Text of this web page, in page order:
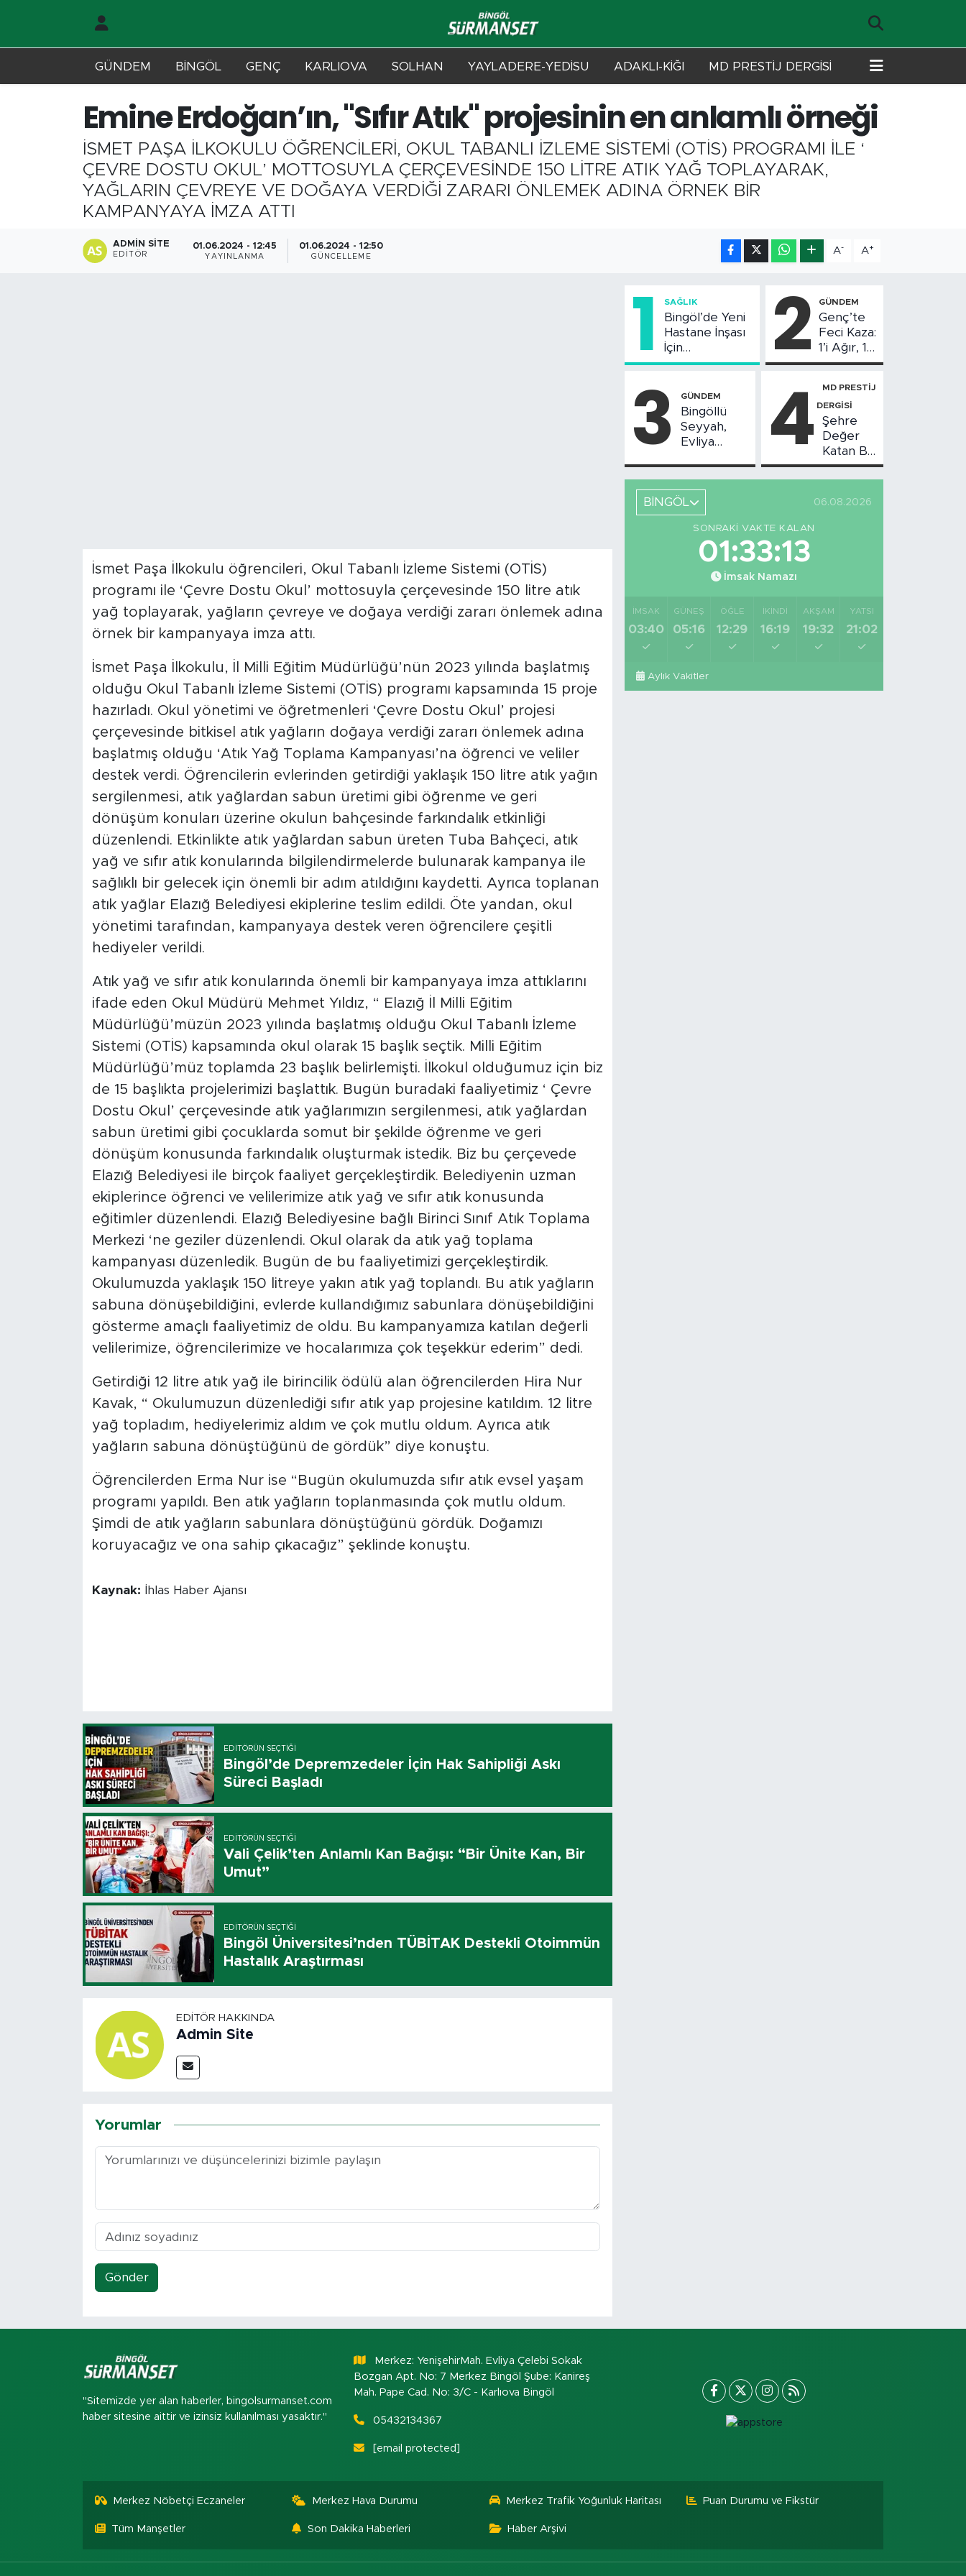
GÜNDEM BİNGÖL GENÇ KARLIOVA SOLHAN YAYLADERE-YEDİSU ADAKLI-KİĞI MD PRESTİJ DERGİSİ
Emine Erdoğan’ın, "Sıfır Atık" projesinin en anlamlı örneği
İSMET PAŞA İLKOKULU ÖĞRENCİLERİ, OKUL TABANLI İZLEME SİSTEMİ (OTİS) PROGRAMI İLE ‘
ÇEVRE DOSTU OKUL’ MOTTOSUYLA ÇERÇEVESİNDE 150 LİTRE ATIK YAĞ TOPLAYARAK,
YAĞLARIN ÇEVREYE VE DOĞAYA VERDİĞİ ZARARI ÖNLEMEK ADINA ÖRNEK BİR
KAMPANYAYA İMZA ATTI
ADMIN SITE
EDITÖR
01.06.2024 - 12:45
YAYINLANMA
01.06.2024 - 12:50
GÜNCELLEME
A- A+
İsmet Paşa İlkokulu öğrencileri, Okul Tabanlı İzleme Sistemi (OTİS)
programı ile ‘Çevre Dostu Okul’ mottosuyla çerçevesinde 150 litre atık
yağ toplayarak, yağların çevreye ve doğaya verdiği zararı önlemek adına
örnek bir kampanyaya imza attı.
İsmet Paşa İlkokulu, İl Milli Eğitim Müdürlüğü’nün 2023 yılında başlatmış
olduğu Okul Tabanlı İzleme Sistemi (OTİS) programı kapsamında 15 proje
hazırladı. Okul yönetimi ve öğretmenleri ‘Çevre Dostu Okul’ projesi
çerçevesinde bitkisel atık yağların doğaya verdiği zararı önlemek adına
başlatmış olduğu ‘Atık Yağ Toplama Kampanyası’na öğrenci ve veliler
destek verdi. Öğrencilerin evlerinden getirdiği yaklaşık 150 litre atık yağın
sergilenmesi, atık yağlardan sabun üretimi gibi öğrenme ve geri
dönüşüm konuları üzerine okulun bahçesinde farkındalık etkinliği
düzenlendi. Etkinlikte atık yağlardan sabun üreten Tuba Bahçeci, atık
yağ ve sıfır atık konularında bilgilendirmelerde bulunarak kampanya ile
sağlıklı bir gelecek için önemli bir adım atıldığını kaydetti. Ayrıca toplanan
atık yağlar Elazığ Belediyesi ekiplerine teslim edildi. Öte yandan, okul
yönetimi tarafından, kampanyaya destek veren öğrencilere çeşitli
hediyeler verildi.
Atık yağ ve sıfır atık konularında önemli bir kampanyaya imza attıklarını
ifade eden Okul Müdürü Mehmet Yıldız, “ Elazığ İl Milli Eğitim
Müdürlüğü’müzün 2023 yılında başlatmış olduğu Okul Tabanlı İzleme
Sistemi (OTİS) kapsamında okul olarak 15 başlık seçtik. Milli Eğitim
Müdürlüğü’müz toplamda 23 başlık belirlemişti. İlkokul olduğumuz için biz
de 15 başlıkta projelerimizi başlattık. Bugün buradaki faaliyetimiz ‘ Çevre
Dostu Okul’ çerçevesinde atık yağlarımızın sergilenmesi, atık yağlardan
sabun üretimi gibi çocuklarda somut bir şekilde öğrenme ve geri
dönüşüm konusunda farkındalık oluşturmak istedik. Biz bu çerçevede
Elazığ Belediyesi ile birçok faaliyet gerçekleştirdik. Belediyenin uzman
ekiplerince öğrenci ve velilerimize atık yağ ve sıfır atık konusunda
eğitimler düzenlendi. Elazığ Belediyesine bağlı Birinci Sınıf Atık Toplama
Merkezi ‘ne geziler düzenlendi. Okul olarak da atık yağ toplama
kampanyası düzenledik. Bugün de bu faaliyetimizi gerçekleştirdik.
Okulumuzda yaklaşık 150 litreye yakın atık yağ toplandı. Bu atık yağların
sabuna dönüşebildiğini, evlerde kullandığımız sabunlara dönüşebildiğini
gösterme amaçlı faaliyetimiz de oldu. Bu kampanyamıza katılan değerli
velilerimize, öğrencilerimize ve hocalarımıza çok teşekkür ederim” dedi.
Getirdiği 12 litre atık yağ ile birincilik ödülü alan öğrencilerden Hira Nur
Kavak, “ Okulumuzun düzenlediği sıfır atık yap projesine katıldım. 12 litre
yağ topladım, hediyelerimiz aldım ve çok mutlu oldum. Ayrıca atık
yağların sabuna dönüştüğünü de gördük” diye konuştu.
Öğrencilerden Erma Nur ise “Bugün okulumuzda sıfır atık evsel yaşam
programı yapıldı. Ben atık yağların toplanmasında çok mutlu oldum.
Şimdi de atık yağların sabunlara dönüştüğünü gördük. Doğamızı
koruyacağız ve ona sahip çıkacağız” şeklinde konuştu.
Kaynak: İhlas Haber Ajansı
EDITÖRÜN SEÇTIĞI
Bingöl’de Depremzedeler İçin Hak Sahipliği Askı
Süreci Başladı
EDITÖRÜN SEÇTIĞI
Vali Çelik’ten Anlamlı Kan Bağışı: “Bir Ünite Kan, Bir
Umut”
EDITÖRÜN SEÇTIĞI
Bingöl Üniversitesi’nden TÜBİTAK Destekli Otoimmün
Hastalık Araştırması
EDITÖR HAKKINDA
Admin Site
Yorumlar
Gönder
1 SAĞLIK
Bingöl’de Yeni
Hastane İnşası
İçin
Değerlendirme
Yapıldı
2 GÜNDEM
Genç’te
Feci Kaza:
1’i Ağır, 10
Yaralı
3 GÜNDEM
Bingöllü
Seyyah,
Evliya
Bingöl'deki
O Yeri
Görüntüledi
4 MD PRESTİJ
DERGİSİ
Şehre
Değer
Katan Bir
Birikim:
Burhan
Arıkız
BİNGÖL 06.08.2026
SONRAKI VAKTE KALAN
01:33:12
İmsak Namazı
İMSAK
03:40
GÜNEŞ
05:16
ÖĞLE
12:29
İKINDI
16:19
AKŞAM
19:32
YATSI
21:02
Aylık Vakitler
"Sitemizde yer alan haberler, bingolsurmanset.com
haber sitesine aittir ve izinsiz kullanılması yasaktır."
Merkez: YenişehirMah. Evliya Çelebi Sokak
Bozgan Apt. No: 7 Merkez Bingöl Şube: Kanireş
Mah. Pape Cad. No: 3/C - Karlıova Bingöl
05432134367
[email protected]
Merkez Nöbetçi Eczaneler Merkez Hava Durumu Merkez Trafik Yoğunluk Haritası Puan Durumu ve Fikstür
Tüm Manşetler Son Dakika Haberleri Haber Arşivi
Karlıova
Yayladere-Yedisu
Tavz Der
Bingöl Kaza Haberleri
Merkez Trafik Yoğunluk Haritası
Süper Lig Puan Durumu ve Fikstür
Son Dakika Haberleri